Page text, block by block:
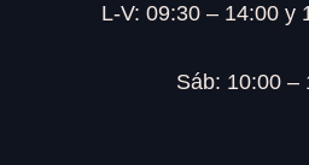
L-V: 09:30 – 14:00 y
Sáb: 10:00 –